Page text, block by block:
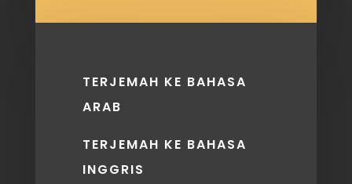
TERJEMAH KE BAHASA
ARAB
TERJEMAH KE BAHASA
INGGRIS